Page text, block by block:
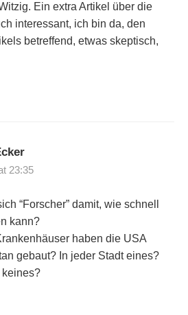
Ein extra Artikel über die
interessant, ich bin da, den
betreffend, etwas skeptisch,
23:35
“Forscher” damit, wie schnell
kann?
haben die USA
gebaut? In jeder Stadt eines?
keines?